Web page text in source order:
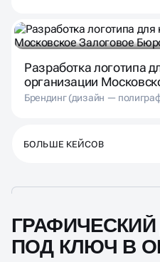
Разработка логотипа
организации
Брендинг (дизайн —
БОЛЬШЕ КЕЙСОВ
ПОД КЛЮЧ В